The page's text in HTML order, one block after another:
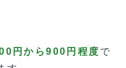
円から900円程度 で